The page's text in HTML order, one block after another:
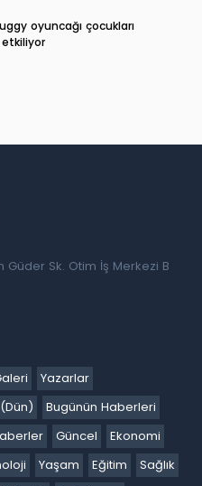
oyuncağı çocukları
Sk. Otim İş Merkezi B
Yazarlar
Bugünün Haberleri
Güncel
Ekonomi
Yaşam Eğitim
Sağlık